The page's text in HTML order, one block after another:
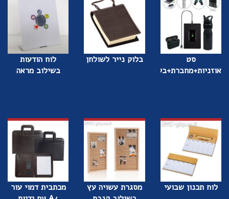
סט
אוזניות+מחברת+בקבוק
בלוק נייר לשולחן
לוח הודעות
בשילוב מראה
לוח תכנון שבועי
מסגרת עשויה עץ
מכתבית דמוי עור